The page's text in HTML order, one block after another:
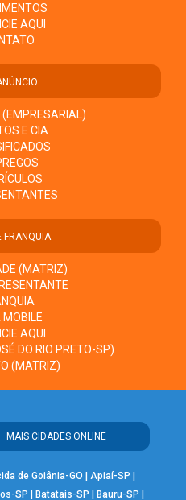
AQUI
(EMPRESARIAL)
E CIA
FRANQUIA
(MATRIZ)
MOBILE
AQUI
DO RIO PRETO-SP)
(MATRIZ)
MAIS CIDADES ONLINE
de Goiânia-GO | Apiaí-SP |
SP |Batatais-SP |Bauru-SP |